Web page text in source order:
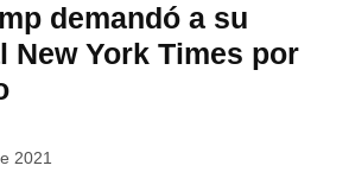
demandó a su
New York Times por
2021